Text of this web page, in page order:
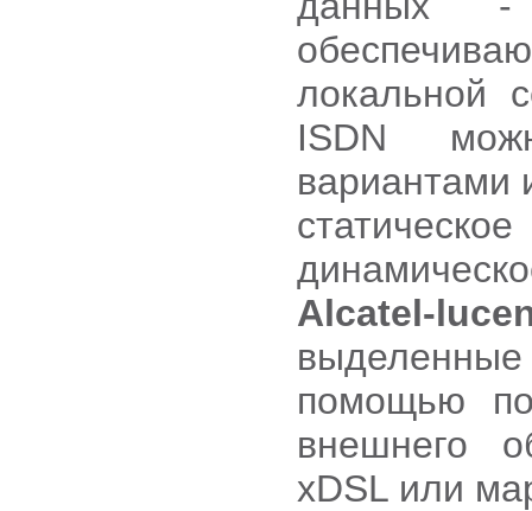
локальной
ISDN
вариантами
Alcatel-
выделенные
помощью
внешнего
xDSL или